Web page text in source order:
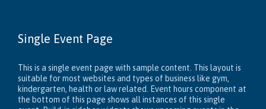
Single Event Page
This is a single event page with sample content. This layout is
suitable for most websites and types of business like gym,
kindergarten, health or law related. Event hours component at
the bottom of this page shows all instances of this single